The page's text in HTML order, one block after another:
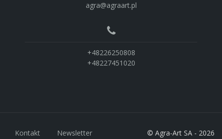
agra@agraart.pl
+48226250808
+48227451020
Kontakt
Newsletter
© Agra-Art SA - 2026